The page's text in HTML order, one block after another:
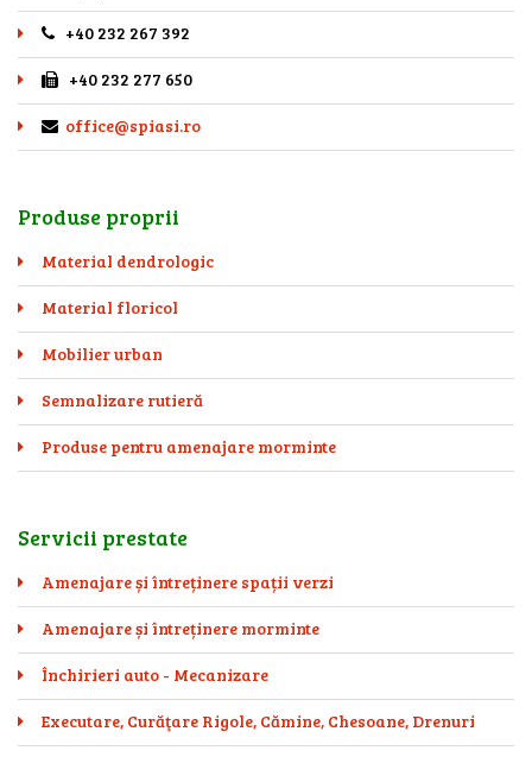
+40 232 267 392
+40 232 277 650
office@spiasi.ro
Produse proprii
Material dendrologic
Material floricol
Mobilier urban
Semnalizare rutieră
Produse pentru amenajare morminte
Servicii prestate
Amenajare și întreținere spații verzi
Amenajare și întreținere morminte
Închirieri auto - Mecanizare
Executare, Curăţare Rigole, Cămine, Chesoane, Drenuri